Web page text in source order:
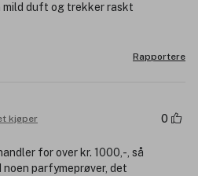
mild duft og trekker raskt
Rapportere
kjøper 0
for over kr. 1000,-, så
parfymeprøver, det